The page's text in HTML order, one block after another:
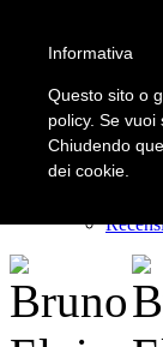
LOGIN |
Home
Il
Informativa
Questo sito o
policy. Se
Chiudendo
dei cookie.